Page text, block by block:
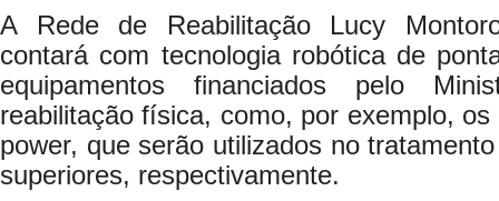
A Rede de Reabilitação Lucy
contará com tecnologia robótica de
equipamentos financiados pelo
reabilitação física, como, por exemplo,
power, que serão utilizados no
superiores, respectivamente.